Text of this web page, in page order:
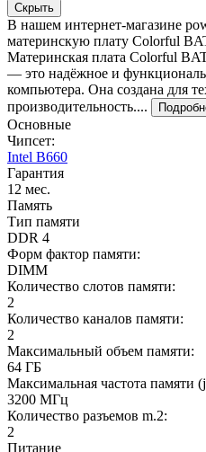
Скрыть
В нашем интернет-магазине
материнскую плату Colorful
Материнская плата Colorful
— это надёжное и
компьютера. Она создана для
производительность....
Основные
Чипсет:
Intel B660
Гарантия
12 мес.
Память
Тип памяти
DDR 4
Форм фактор памяти:
DIMM
Количество слотов памяти:
2
Количество каналов памяти:
2
Максимальный объем памяти:
64 ГБ
Максимальная частота памяти
3200 МГц
Количество разъемов m.2:
2
Питание